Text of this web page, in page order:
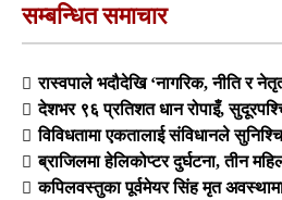
सम्बन्धित समाचार
रास्वपाले भदौदेखि ‘नागरिक, नीति र
देशभर ९६ प्रतिशत धान रोपाइँ,
विविधतामा एकतालाई संविधानले
ब्राजिलमा हेलिकोप्टर दुर्घटना, तीन
कपिलवस्तुका पूर्वमेयर सिंह मृत